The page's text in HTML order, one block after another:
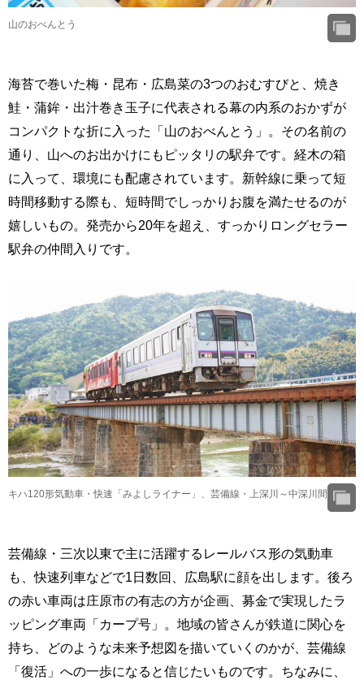
山のおべんとう
海苔で巻いた梅・昆布・広島菜の3つのおむすびと、焼き
鮭・蒲鉾・出汁巻き玉子に代表される幕の内系のおかずが
コンパクトな折に入った「山のおべんとう」。その名前の
通り、山へのお出かけにもピッタリの駅弁です。経木の箱
に入って、環境にも配慮されています。新幹線に乗って短
時間移動する際も、短時間でしっかりお腹を満たせるのが
嬉しいもの。発売から20年を超え、すっかりロングセラー
駅弁の仲間入りです。
キハ120形気動車・快速「みよしライナー」、芸備線・上深川～中深川間
芸備線・三次以東で主に活躍するレールバス形の気動車
も、快速列車などで1日数回、広島駅に顔を出します。後ろ
の赤い車両は庄原市の有志の方が企画、募金で実現したラ
ッピング車両「カープ号」。地域の皆さんが鉄道に関心を
持ち、どのような未来予想図を描いていくのかが、芸備線
「復活」への一歩になると信じたいものです。ちなみに、